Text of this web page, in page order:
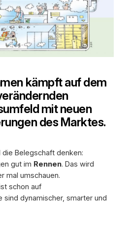
kämpft auf dem
mit neuen
des Marktes.
die Belegschaft denken:
gut im Rennen. Das wird
mal umschauen.
schon auf
sind dynamischer, smarter und